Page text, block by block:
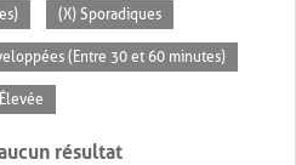
(X) Sporadiques
(Entre 30 et 60 minutes)
résultat